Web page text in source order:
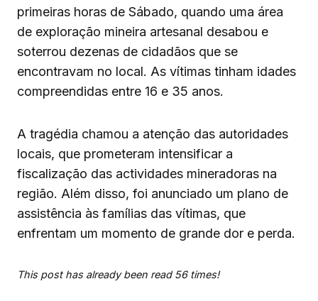
primeiras horas de Sábado, quando uma área
de exploração mineira artesanal desabou e
soterrou dezenas de cidadãos que se
encontravam no local. As vítimas tinham idades
compreendidas entre 16 e 35 anos.
A tragédia chamou a atenção das autoridades
locais, que prometeram intensificar a
fiscalização das actividades mineradoras na
região. Além disso, foi anunciado um plano de
assistência às famílias das vítimas, que
enfrentam um momento de grande dor e perda.
This post has already been read 56 times!